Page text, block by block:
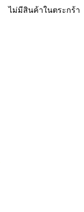
ไม่มีสินค้าในตระกร้า